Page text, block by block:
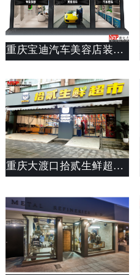
重庆宝迪汽车美容店装修案例_250平汽车美容店设计说明_斯戴特工装公司
重庆大渡口拾贰生鲜超市锦天佳园店设计装修